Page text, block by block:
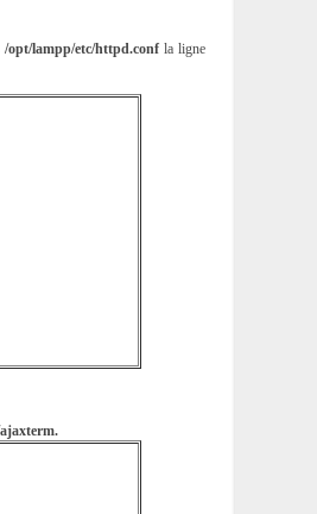
/opt/lampp/etc/httpd.conf la ligne
.